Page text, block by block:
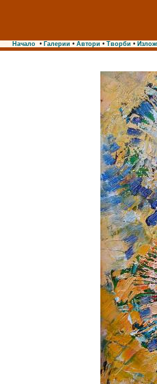
Начало • Галерии • Автори • Творби •